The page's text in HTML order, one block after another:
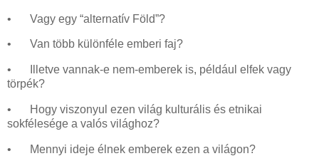
• Vagy egy “alternatív Föld”?
• Van több különféle emberi faj?
•
Illetve vannak-e nem-emberek is, például elfek vagy
törpék?
•
Hogy viszonyul ezen világ kulturális és etnikai
sokfélesége a valós világhoz?
• Mennyi ideje élnek emberek ezen a világon?